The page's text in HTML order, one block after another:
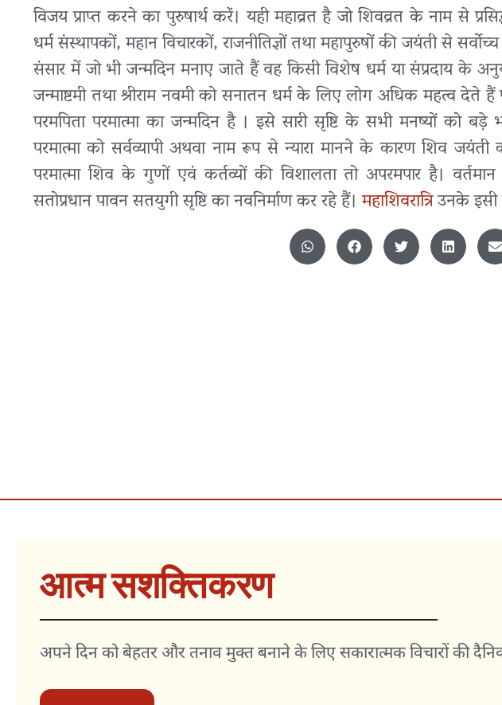
विजय प्राप्त करने का पुरुषार्थ करें। यही महाव्रत है जो शिवव्रत के नाम से
धर्म संस्थापकों, महान विचारकों, राजनीतिज्ञों तथा महापुरुषों की जयंती से
संसार में जो भी जन्मदिन मनाए जाते हैं वह किसी विशेष धर्म या संप्रदाय के
जन्माष्टमी तथा श्रीराम नवमी को सनातन धर्म के लिए लोग अधिक महत्व देते हैं
परमपिता परमात्मा का जन्मदिन है । इसे सारी सृष्टि के सभी मनष्यों को
परमात्मा को सर्वव्यापी अथवा नाम रूप से न्यारा मानने के कारण शिव
परमात्मा शिव के गुणों एवं कर्तव्यों की विशालता तो अपरमपार है।
सतोप्रधान पावन सतयुगी सृष्टि का नवनिर्माण कर रहे हैं।महाशिवरात्रिउनके इसी
आत्म सशक्तिकरण
अपने दिन को बेहतर और तनाव मुक्त बनाने के लिए सकारात्मक विचारों की